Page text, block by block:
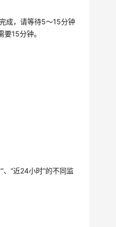
成，请等待5～15分钟
15分钟。
、“近24小时”的不同监